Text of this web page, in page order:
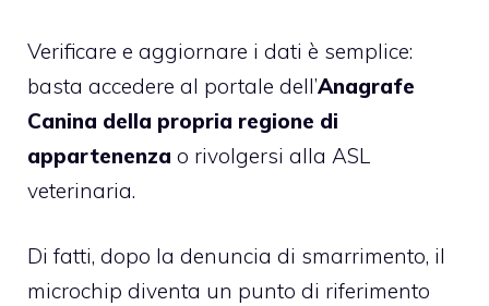
Verificare e aggiornare i dati è semplice:
basta accedere al portale dell’Anagrafe
Canina della propria regione di
appartenenza o rivolgersi alla ASL
veterinaria.
Di fatti, dopo la denuncia di smarrimento, il
microchip diventa un punto di riferimento